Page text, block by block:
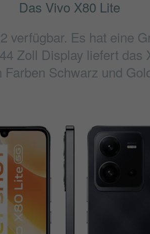
Das Vivo X80 Lite
verfügbar. Es hat eine
Zoll Display liefert das
Farben Schwarz und